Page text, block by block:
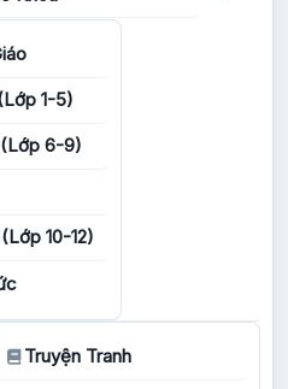
1-5)
(Lớp 6-9)
10-12)
Truyện Tranh